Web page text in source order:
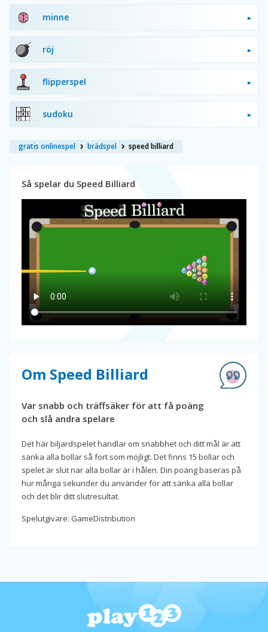
minne
röj
flipperspel
sudoku
gratis onlinespel brädspel speed billiard
Så spelar du Speed Billiard
Om Speed Billiard
Var snabb och träffsäker för att få poäng
och slå andra spelare
Det här biljardspelet handlar om snabbhet och ditt mål är att
sänka alla bollar så fort som möjligt. Det finns 15 bollar och
spelet är slut när alla bollar är i hålen. Din poäng baseras på
hur många sekunder du använder för att sänka alla bollar
och det blir ditt slutresultat.
Spelutgivare: GameDistribution